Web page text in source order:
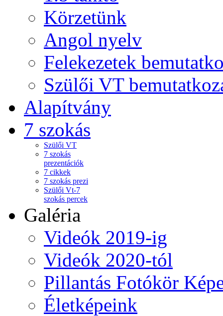
Körzetünk
Angol nyelv
Felekezetek
Szülői VT
Alapítvány
7 szokás
Szülői VT
7 szokás
prezentációk
7 cikkek
7 szokás prezi
Szülői Vt-7
szokás percek
Galéria
Videók 2019-ig
Videók 2020-tól
Pillantás Fotókör
Életképeink